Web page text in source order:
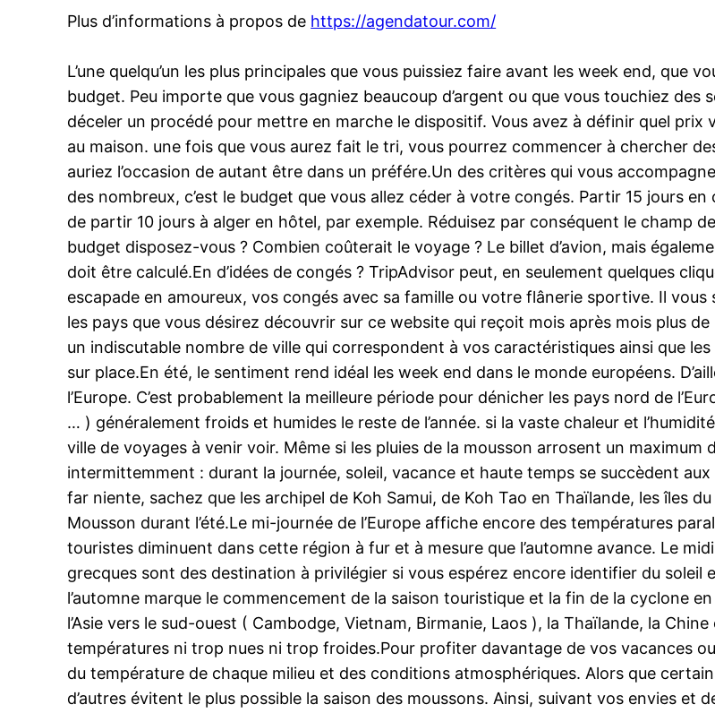
Plus d’informations à propos de https://agendatour.com/
L’une quelqu’un les plus principales que vous puissiez faire avant les week end, que
budget. Peu importe que vous gagniez beaucoup d’argent ou que vous touchiez des
déceler un procédé pour mettre en marche le dispositif. Vous avez à définir quel
au maison. une fois que vous aurez fait le tri, vous pourrez commencer à chercher
auriez l’occasion de autant être dans un préfére.Un des critères qui vous
des nombreux, c’est le budget que vous allez céder à votre congés. Partir 15 jours
de partir 10 jours à alger en hôtel, par exemple. Réduisez par conséquent le champ
budget disposez-vous ? Combien coûterait le voyage ? Le billet d’avion, mais
doit être calculé.En d’idées de congés ? TripAdvisor peut, en seulement quelques
escapade en amoureux, vos congés avec sa famille ou votre flânerie sportive. Il
les pays que vous désirez découvrir sur ce website qui reçoit mois après mois plus
un indiscutable nombre de ville qui correspondent à vos caractéristiques ainsi que
sur place.En été, le sentiment rend idéal les week end dans le monde européens.
l’Europe. C’est probablement la meilleure période pour dénicher les pays nord de
… ) généralement froids et humides le reste de l’année. si la vaste chaleur et
ville de voyages à venir voir. Même si les pluies de la mousson arrosent un maximum
intermittemment : durant la journée, soleil, vacance et haute temps se succèdent
far niente, sachez que les archipel de Koh Samui, de Koh Tao en Thaïlande, les îles
Mousson durant l’été.Le mi-journée de l’Europe affiche encore des températures
touristes diminuent dans cette région à fur et à mesure que l’automne avance. Le midi
grecques sont des destination à privilégier si vous espérez encore identifier du soleil
l’automne marque le commencement de la saison touristique et la fin de la cyclone
l’Asie vers le sud-ouest ( Cambodge, Vietnam, Birmanie, Laos ), la Thaïlande, la
températures ni trop nues ni trop froides.Pour profiter davantage de vos vacances
du température de chaque milieu et des conditions atmosphériques. Alors que
d’autres évitent le plus possible la saison des moussons. Ainsi, suivant vos envies et